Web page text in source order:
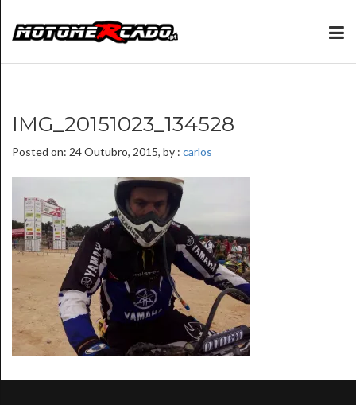
IMG_20151023_134528
Posted on: 24 Outubro, 2015, by : carlos